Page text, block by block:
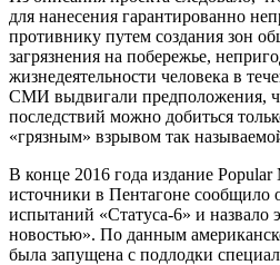
для нанесения гарантированно
противнику путем создания зон
загрязнения на побережье,
жизнедеятельности человека в
СМИ выдвигали предположения,
последствий можно добиться
«грязным» взрывом так
В конце 2016 года издание Popular
источники в Пентагоне сообщило
испытаний «Статуса-6» и назвало
новостью». По данным
была запущена с подлодки